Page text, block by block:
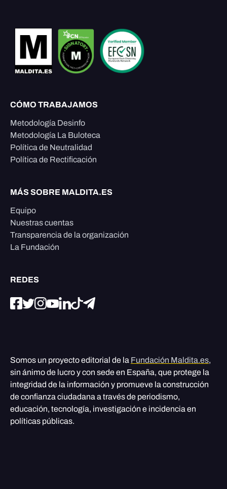
CÓMO TRABAJAMOS
Metodología Desinfo
Metodología La Buloteca
Política de Neutralidad
Política de Rectificación
MÁS SOBRE MALDITA.ES
Equipo
Nuestras cuentas
Transparencia de la organización
La Fundación
REDES
Somos un proyecto editorial de la Fundación Maldita.es,
sin ánimo de lucro y con sede en España, que protege la
integridad de la información y promueve la construcción
de confianza ciudadana a través de periodismo,
educación, tecnología, investigación e incidencia en
políticas públicas.